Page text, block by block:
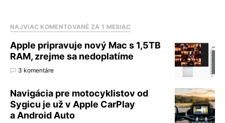
NAJVIAC KOMENTOVANÉ ZA 1 MESIAC
Apple pripravuje nový Mac s 1,5TB
RAM, zrejme sa nedoplatíme
3 komentáre
Navigácia pre motocyklistov od
Sygicu je už v Apple CarPlay
a Android Auto